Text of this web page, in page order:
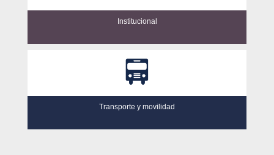
Institucional
Transporte y movilidad